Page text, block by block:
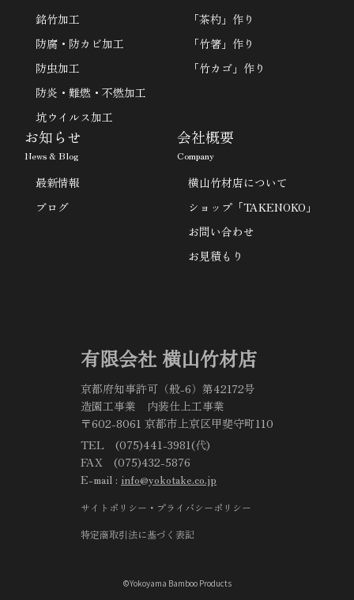
有限会社 横山竹材店
京都府知事許可（般-6）第42172号
造園工事業 内装仕上工事業
〒602-8061 京都市上京区甲斐守町110
TEL (075)441-3981(代)
FAX (075)432-5876
E-mail : info@yokotake.co.jp
サイトポリシー・プライバシーポリシー
特定商取引法に基づく表記
銘竹加工
防腐・防カビ加工
防虫加工
防炎・難燃・不燃加工
坑ウイルス加工
「茶杓」作り
「竹箸」作り
「竹カゴ」作り
お知らせ
News & Blog
最新情報
ブログ
会社概要
Company
横山竹材店について
ショップ「TAKENOKO」
お問い合わせ
お見積もり
©Yokoyama Bamboo Products